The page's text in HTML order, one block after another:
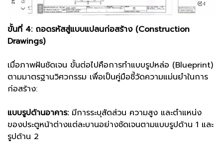
ขั้นที่ 4: ถอดรหัสสู่แบบแปลนก่อสร้าง (Construction
Drawings)
เมื่อภาพฝันชัดเจน ขั้นต่อไปคือการทำแบบรูปหล่อ (Blueprint)
ตามมาตรฐานวิศวกรรม เพื่อเป็นคู่มือชี้วัดความแม่นยำในการ
ก่อสร้าง:
แบบรูปด้านอาคาร:มีการระบุสัดส่วน ความสูง และตำแหน่ง
ของประตูหน้าต่างแต่ละบานอย่างชัดเจนตามแบบรูปด้าน 1 และ
รูปด้าน 2